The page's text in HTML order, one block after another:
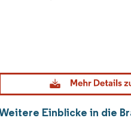
Einblicke in die